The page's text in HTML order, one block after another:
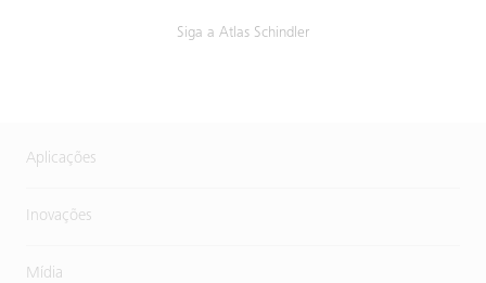
Siga a Atlas Schindler
Aplicações
Inovações
Mídia